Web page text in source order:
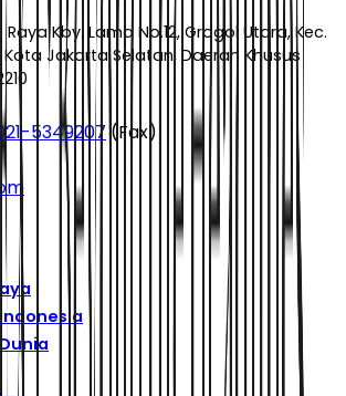
Raya Kby. Lama No.12, Grogol Utara, Kec.
Jakarta Selatan, Daerah Khusus
5349207(Fax)
Indonesia